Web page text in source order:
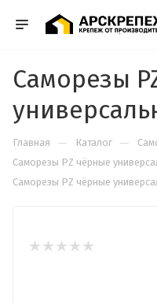
Саморезы
Главная — Каталог —
Cаморезы PZ чёрные
Саморезы PZ чёрные